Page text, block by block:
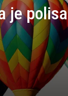
je polisa